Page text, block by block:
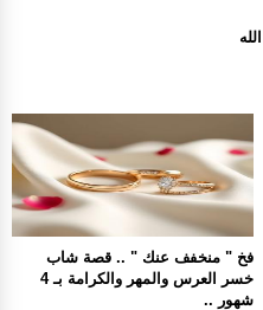
فخ " منخفف عنك " .. قصة شاب
خسر العرس والمهر والكرامة بـ 4
شهور ..